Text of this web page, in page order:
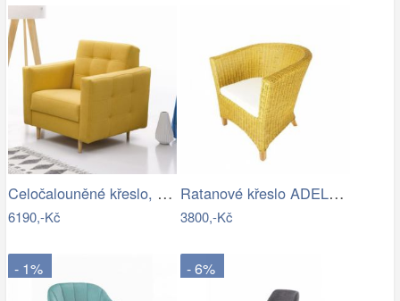
Celočalouněné křeslo, hořčicová látka,…
6190,-Kč
Ratanové křeslo ADELE - světlý med
3800,-Kč
- 1% - 6%